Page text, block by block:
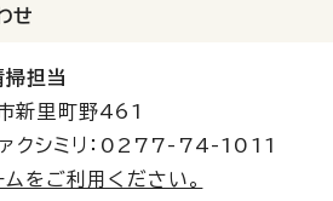
せ
担当
里町野461
シミリ：0277-74-1011
をご利用ください。